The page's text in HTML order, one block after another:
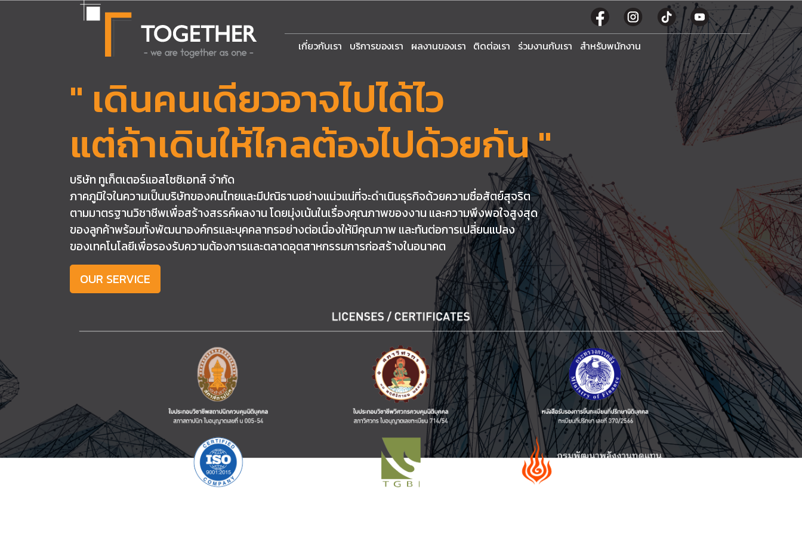
เกี่ยวกับเรา บริการของเรา ผลงานของเรา ติดต่อเรา ร่วมงานกับเรา สำหรับพนักงาน
" เดินคนเดียวอาจไปได้ไว
แต่ถ้าเดินให้ไกลต้องไปด้วยกัน "
บริษัท ทูเก็ตเตอร์แอสโซซิเอทส์ จำกัด
ภาคภูมิใจในความเป็นบริษัทของคนไทยและมีปณิธานอย่างแน่วแน่ที่จะดำเนินธุรกิจด้วยความซื่อสัตย์สุจริต
ตามมาตรฐานวิชาชีพเพื่อสร้างสรรค์ผลงาน โดยมุ่งเน้นในเรื่องคุณภาพของงาน และความพึงพอใจสูงสุด
ของลูกค้าพร้อมทั้งพัฒนาองค์กรและบุคคลากรอย่างต่อเนื่องให้มีคุณภาพ และทันต่อการเปลี่ยนแปลง
ของเทคโนโลยีเพื่อรองรับความต้องการและตลาดอุตสาหกรรมการก่อสร้างในอนาคต
OUR SERVICE